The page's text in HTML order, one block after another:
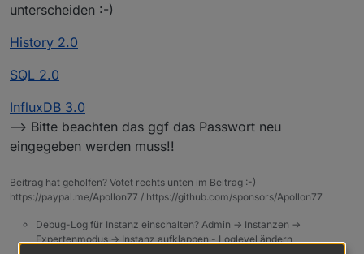
unterscheiden :-)
History 2.0
SQL 2.0
InfluxDB 3.0
--> Bitte beachten das ggf das Passwort neu
eingegeben werden muss!!
Beitrag hat geholfen? Votet rechts unten im Beitrag :-)
https://paypal.me/Apollon77 / https://github.com/sponsors/Apollon77
Debug-Log für Instanz einschalten? Admin -> Instanzen ->
Expertenmodus -> Instanz aufklappen - Loglevel ändern